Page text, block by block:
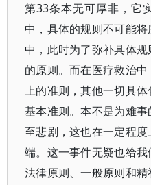
第33条本无可厚非，它
中，具体的规则不可能
中，此时为了弥补具体
的原则。而在医疗救治
上的准则，其他一切具
基本准则。本不是为难
至悲剧，这也在一定程
端。这一事件无疑也给
法律原则、一般原则和